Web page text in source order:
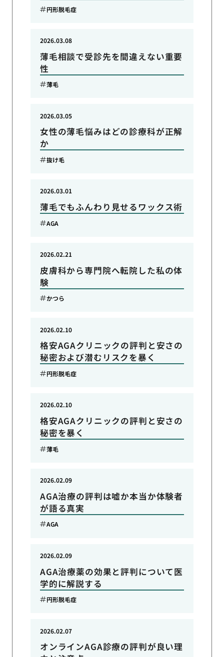
円形脱毛症
薄毛相談で受診先を間違えない重要
性
2026.03.08
薄毛
女性の薄毛悩みはどの診療科が正解
か
2026.03.05
抜け毛
薄毛でもふんわり見せるワックス術
2026.03.01
AGA
皮膚科から専門院へ転院した私の体
験
2026.02.21
かつら
格安AGAクリニックの評判と安さの
秘密および潜むリスクを暴く
2026.02.10
円形脱毛症
格安AGAクリニックの評判と安さの
秘密を暴く
2026.02.10
薄毛
AGA治療の評判は嘘か本当か体験者
が語る真実
2026.02.09
AGA
AGA治療薬の効果と評判について医
学的に解説する
2026.02.09
円形脱毛症
オンラインAGA診療の評判が良い理
2026.02.07